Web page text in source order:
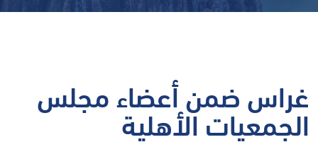
غراس ضمن أعضاء مجلس
الجمعيات الأهلية